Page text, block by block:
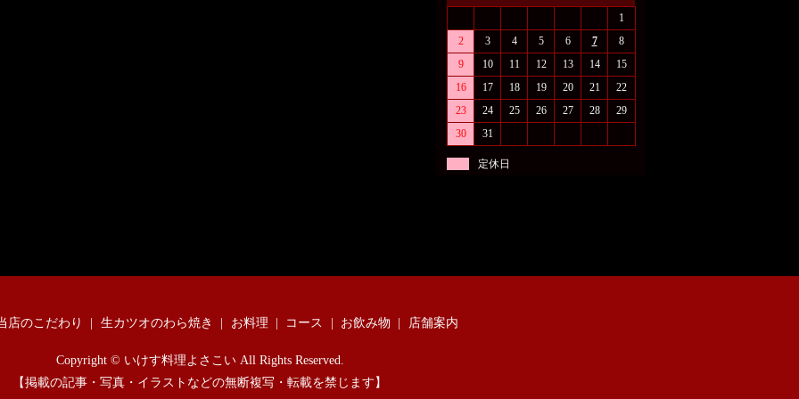
1
2
3 4 5 6 7
8
9
10 11 12 13 14
15
16
17 18 19 20 21
22
23
24 25 26 27 28
29
30
31
定休日
店のこだわり 生カツオのわら焼き お料理 コース お飲み物 店舗案内
Copyright © いけす料理よさこい All Rights Reserved.
【掲載の記事・写真・イラストなどの無断複写・転載を禁じます】